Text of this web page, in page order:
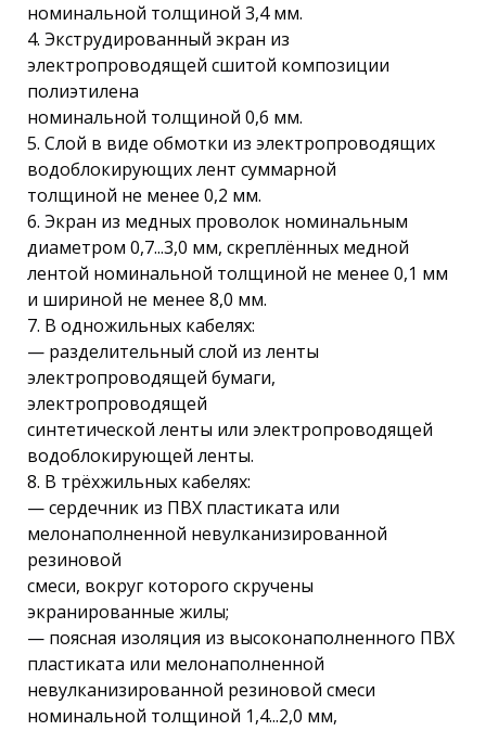
номинальной толщиной 3,4 мм.
4. Экструдированный экран из
электропроводящей сшитой композиции
полиэтилена
номинальной толщиной 0,6 мм.
5. Слой в виде обмотки из электропроводящих
водоблокирующих лент суммарной
толщиной не менее 0,2 мм.
6. Экран из медных проволок номинальным
диаметром 0,7...3,0 мм, скреплённых медной
лентой номинальной толщиной не менее 0,1 мм
и шириной не менее 8,0 мм.
7. В одножильных кабелях:
— разделительный слой из ленты
электропроводящей бумаги,
электропроводящей
синтетической ленты или электропроводящей
водоблокирующей ленты.
8. В трёхжильных кабелях:
— сердечник из ПВХ пластиката или
мелонаполненной невулканизированной
резиновой
смеси, вокруг которого скручены
экранированные жилы;
— поясная изоляция из высоконаполненного ПВХ
пластиката или мелонаполненной
невулканизированной резиновой смеси
номинальной толщиной 1,4...2,0 мм,